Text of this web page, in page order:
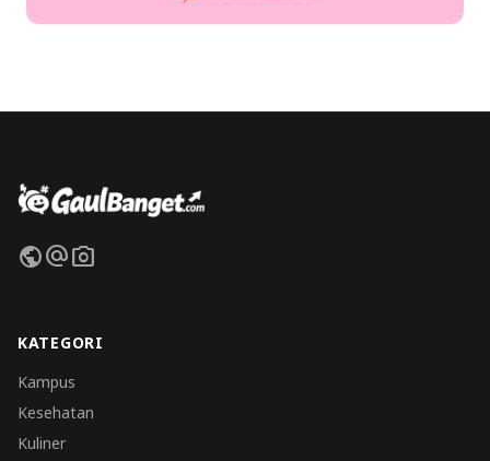
publicalternate_emailphoto_camera
KATEGORI
Kampus
Kesehatan
Kuliner